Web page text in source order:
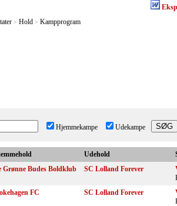
> Hold > Kampprogram
Hjemmekampe Udekampe
Udehold
Grønne Budes Boldklub SC Lolland Forever
FC SC Lolland Forever